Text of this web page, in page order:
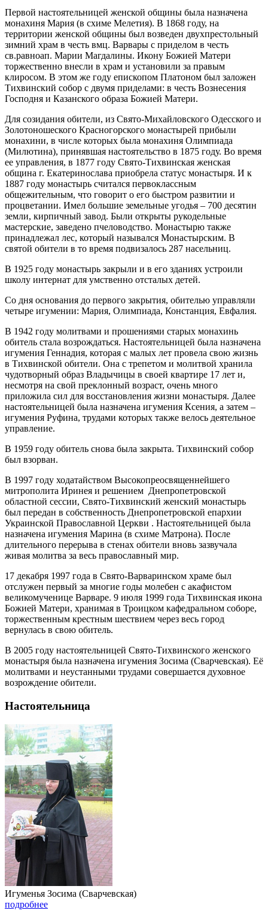
Первой настоятельницей женской общины была назначена
монахиня Мария (в схиме Мелетия). В 1868 году, на
территории женской общины был возведен двухпрестольный
зимний храм в честь вмц. Варвары с приделом в честь
св.равноап. Марии Магдалины. Икону Божией Матери
торжественно внесли в храм и установили за правым
клиросом. В этом же году епископом Платоном был заложен
Тихвинский собор с двумя приделами: в честь Вознесения
Господня и Казанского образа Божией Матери.
Для созидания обители, из Свято-Михайловского Одесского и
Золотоношеского Красногорского монастырей прибыли
монахини, в числе которых была монахиня Олимпиада
(Милютина), принявшая настоятельство в 1875 году. Во время
ее управления, в 1877 году Свято-Тихвинская женская
община г. Екатеринослава приобрела статус монастыря. И к
1887 году монастырь считался первоклассным
общежительным, что говорит о его быстром развитии и
процветании. Имел большие земельные угодья – 700 десятин
земли, кирпичный завод. Были открыты рукодельные
мастерские, заведено пчеловодство. Монастырю также
принадлежал лес, который назывался Монастырским. В
святой обители в то время подвизалось 287 насельниц.
В 1925 году монастырь закрыли и в его зданиях устроили
школу интернат для умственно отсталых детей.
Со дня основания до первого закрытия, обителью управляли
четыре игумении: Мария, Олимпиада, Констанция, Евфалия.
В 1942 году молитвами и прошениями старых монахинь
обитель стала возрождаться. Настоятельницей была назначена
игумения Геннадия, которая с малых лет провела свою жизнь
в Тихвинской обители. Она с трепетом и молитвой хранила
чудотворный образ Владычицы в своей квартире 17 лет и,
несмотря на свой преклонный возраст, очень много
приложила сил для восстановления жизни монастыря. Далее
настоятельницей была назначена игумения Ксения, а затем –
игумения Руфина, трудами которых также велось деятельное
управление.
В 1959 году обитель снова была закрыта. Тихвинский собор
был взорван.
В 1997 году ходатайством Высокопреосвященнейшего
митрополита Иринея и решением Днепропетровской
областной сессии, Свято-Тихвинский женский монастырь
был передан в собственность Днепропетровской епархии
Украинской Православной Церкви . Настоятельницей была
назначена игумения Марина (в схиме Матрона). После
длительного перерыва в стенах обители вновь зазвучала
живая молитва за весь православный мир.
17 декабря 1997 года в Свято-Варваринском храме был
отслужен первый за многие годы молебен с акафистом
великомученице Варваре. 9 июля 1999 года Тихвинская икона
Божией Матери, хранимая в Троицком кафедральном соборе,
торжественным крестным шествием через весь город
вернулась в свою обитель.
В 2005 году настоятельницей Свято-Тихвинского женского
монастыря была назначена игумения Зосима (Сварчевская). Её
молитвами и неустанными трудами совершается духовное
возрождение обители.
Настоятельница
Игуменья Зосима (Сварчевская)
подробнее